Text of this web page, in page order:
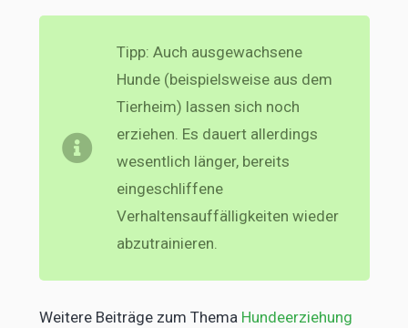
Tipp: Auch ausgewachsene
Hunde (beispielsweise aus dem
Tierheim) lassen sich noch
erziehen. Es dauert allerdings
wesentlich länger, bereits
eingeschliffene
Verhaltensauffälligkeiten wieder
abzutrainieren.
Weitere Beiträge zum Thema Hundeerziehung